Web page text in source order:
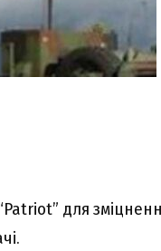
для